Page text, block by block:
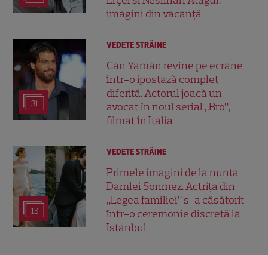
imagini din vacanță
31
VEDETE STRĂINE
Can Yaman revine pe ecrane
într-o ipostază complet
diferită. Actorul joacă un
avocat în noul serial „Bro”,
filmat în Italia
13
VEDETE STRĂINE
Primele imagini de la nunta
Damlei Sönmez. Actrița din
„Legea familiei” s-a căsătorit
într-o ceremonie discretă la
Istanbul